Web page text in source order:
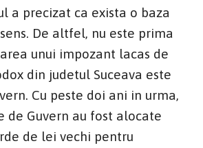
a precizat ca exista o baza
De altfel, nu este prima
unui impozant lacas de
din judetul Suceava este
Cu peste doi ani in urma,
de Guvern au fost alocate
de lei vechi pentru